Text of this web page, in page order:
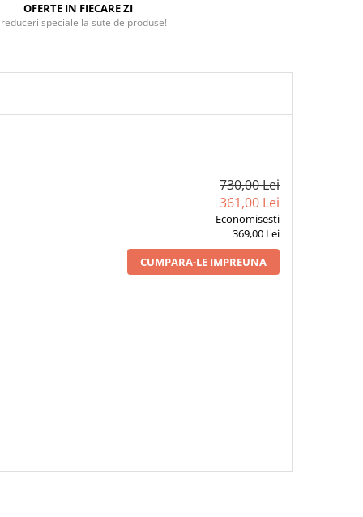
OFERTE IN FIECARE ZI
speciale la sute de produse!
730,00 Lei
361,00 Lei
Economisesti
369,00 Lei
CUMPARA-LE IMPREUNA